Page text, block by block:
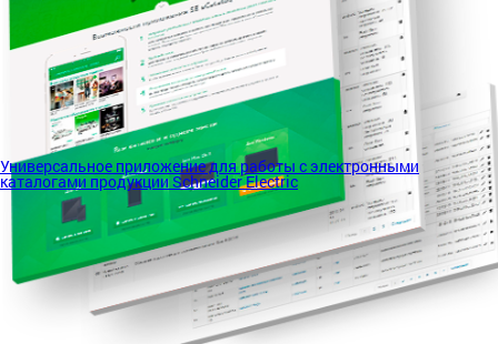
Универсальное приложение для работы с электронными
каталогами продукции Schneider Electric